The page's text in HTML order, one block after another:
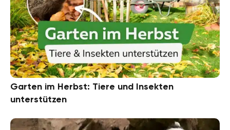
Garten im Herbst: Tiere und Insekten
unterstützen